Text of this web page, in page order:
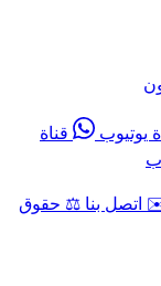
يوتيوب
قناة
اتصل بنا ⚖️ حقوق